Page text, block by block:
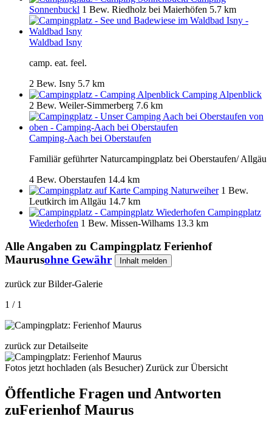
Sonnenbuckl 1 Bew. Riedholz bei Maierhöfen 5.7 km
Waldbad Isny
camp. eat. feel.
2 Bew. Isny 5.7 km
Camping Alpenblick
2 Bew. Weiler-Simmerberg 7.6 km
Camping-Aach bei Oberstaufen
Familiär geführter Naturcampingplatz bei Oberstaufen/ Allgäu
4 Bew. Oberstaufen 14.4 km
Camping Naturweiher 1 Bew.
Leutkirch im Allgäu 14.7 km
Campingplatz
Wiederhofen 1 Bew. Missen-Wilhams 13.3 km
Alle Angaben zu Campingplatz Ferienhof
Maurusohne Gewähr Inhalt melden
zurück zur Bilder-Galerie
1 / 1
zurück zur Detailseite
Fotos jetzt hochladen (als Besucher) Zurück zur Übersicht
Öffentliche Fragen und Antworten
zuFerienhof Maurus